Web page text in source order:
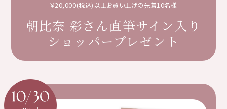
￥20,000(税込)以上お買い上げの先着10名様
朝比奈 彩さん直筆サイン入り
ショッパープレゼント